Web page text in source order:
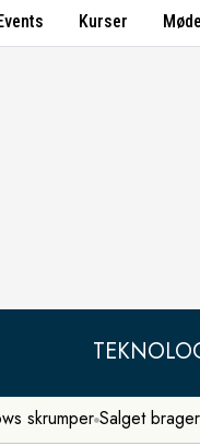
Kurser
skrumper Salget